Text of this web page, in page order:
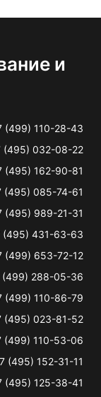
и
(499) 110-28-43
(495) 032-08-22
(495) 162-90-81
(495) 085-74-61
(495) 989-21-31
(495) 431-63-63
(499) 653-72-12
(499) 288-05-36
(499) 110-86-79
(495) 023-81-52
(499) 110-53-06
(495) 152-31-11
(495) 125-38-41